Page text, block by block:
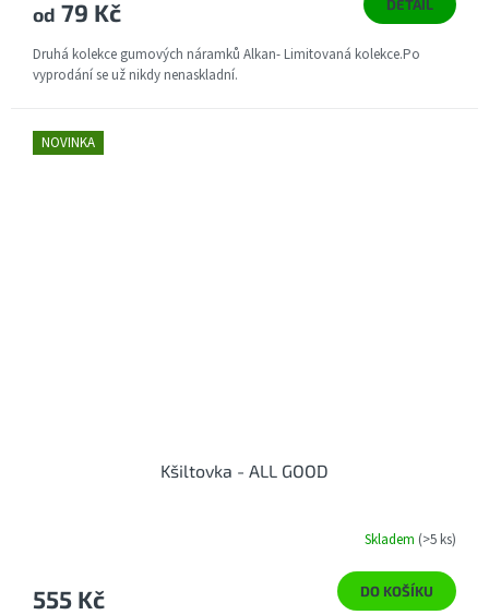
od 79 Kč DETAIL
Druhá kolekce gumových náramků Alkan- Limitovaná kolekce.Po
vyprodání se už nikdy nenaskladní.
NOVINKA
Kšiltovka - ALL GOOD
Skladem (>5 ks)
555 Kč DO KOŠÍKU